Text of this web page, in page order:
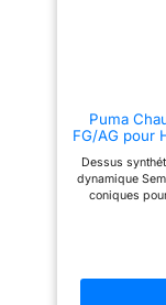
Puma
FG/AG pour
Dessus
dynamique
coniques